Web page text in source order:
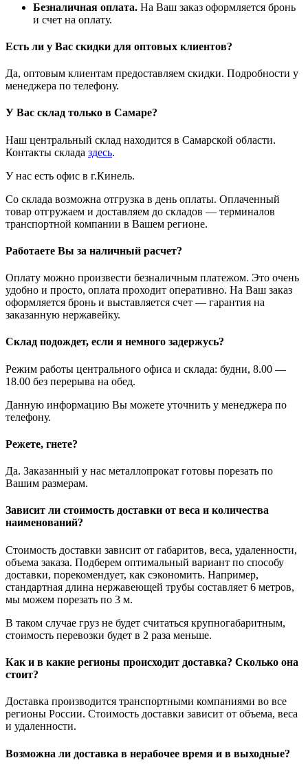
Безналичная оплата. На Ваш заказ оформляется бронь
и счет на оплату.
Есть ли у Вас скидки для оптовых клиентов?
Да, оптовым клиентам предоставляем скидки. Подробности у
менеджера по телефону.
У Вас склад только в Самаре?
Наш центральный склад находится в Самарской области.
Контакты склада здесь.
У нас есть офис в г.Кинель.
Со склада возможна отгрузка в день оплаты. Оплаченный
товар отгружаем и доставляем до складов — терминалов
транспортной компании в Вашем регионе.
Работаете Вы за наличный расчет?
Оплату можно произвести безналичным платежом. Это очень
удобно и просто, оплата проходит оперативно. На Ваш заказ
оформляется бронь и выставляется счет — гарантия на
заказанную нержавейку.
Склад подождет, если я немного задержусь?
Режим работы центрального офиса и склада: будни, 8.00 —
18.00 без перерыва на обед.
Данную информацию Вы можете уточнить у менеджера по
телефону.
Режете, гнете?
Да. Заказанный у нас металлопрокат готовы порезать по
Вашим размерам.
Зависит ли стоимость доставки от веса и количества
наименований?
Стоимость доставки зависит от габаритов, веса, удаленности,
объема заказа. Подберем оптимальный вариант по способу
доставки, порекомендует, как сэкономить. Например,
стандартная длина нержавеющей трубы составляет 6 метров,
мы можем порезать по 3 м.
В таком случае груз не будет считаться крупногабаритным,
стоимость перевозки будет в 2 раза меньше.
Как и в какие регионы происходит доставка? Сколько она
стоит?
Доставка производится транспортными компаниями во все
регионы России. Стоимость доставки зависит от объема, веса
и удаленности.
Возможна ли доставка в нерабочее время и в выходные?